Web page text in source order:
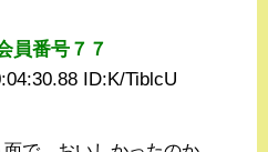
員番号７７
ID:K/TiblcU